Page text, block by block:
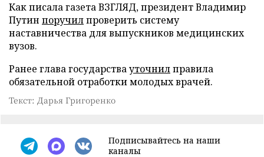
Как писала газета ВЗГЛЯД, президент Владимир
Путин поручилпроверить систему
наставничества для выпускников медицинских
вузов.
Ранее глава государствауточнилправила
обязательной отработки молодых врачей.
Текст: Дарья Григоренко
Подписывайтесь на наши
каналы